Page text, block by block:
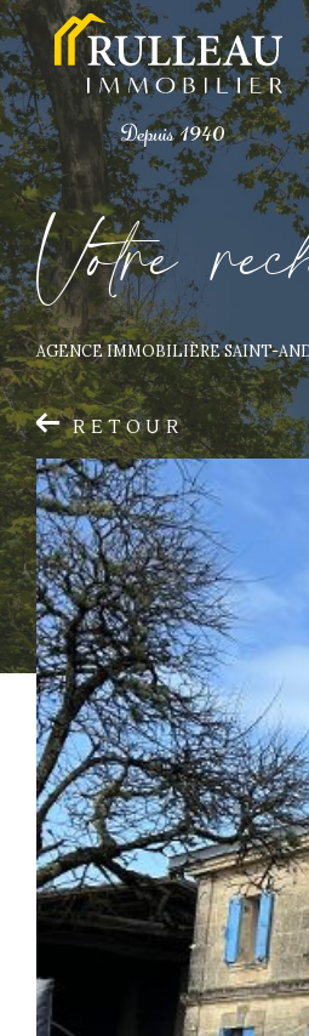
Votre rec
AGENCE IMMOBILIÈRE SAINT-
RETOUR